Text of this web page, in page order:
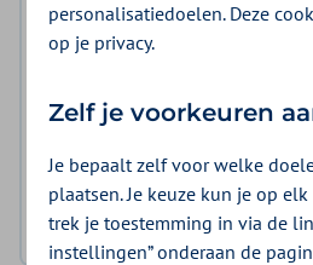
Log in met DigiD
voor u gelden.
Log in met
Geen DigiD?Vraag aan
personalisatiedoelen. Deze
op je privacy.
Zelf je voorkeuren
Je bepaalt zelf voor welke
plaatsen. Je keuze kun je op
trek je toestemming in via de
instellingen” onderaan de